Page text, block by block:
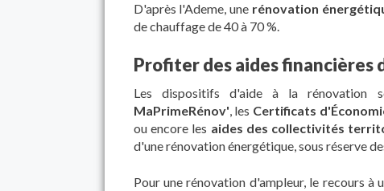
D'après l'Ademe, une rénovation
de chauffage de 40 à 70 %.
Profiter des aides financières
Les dispositifs d'aide à la rénovation
MaPrimeRénov', les Certificats
ou encore les aides des collectivités
d'une rénovation énergétique, sous réserve
Pour une rénovation d'ampleur, le recours à